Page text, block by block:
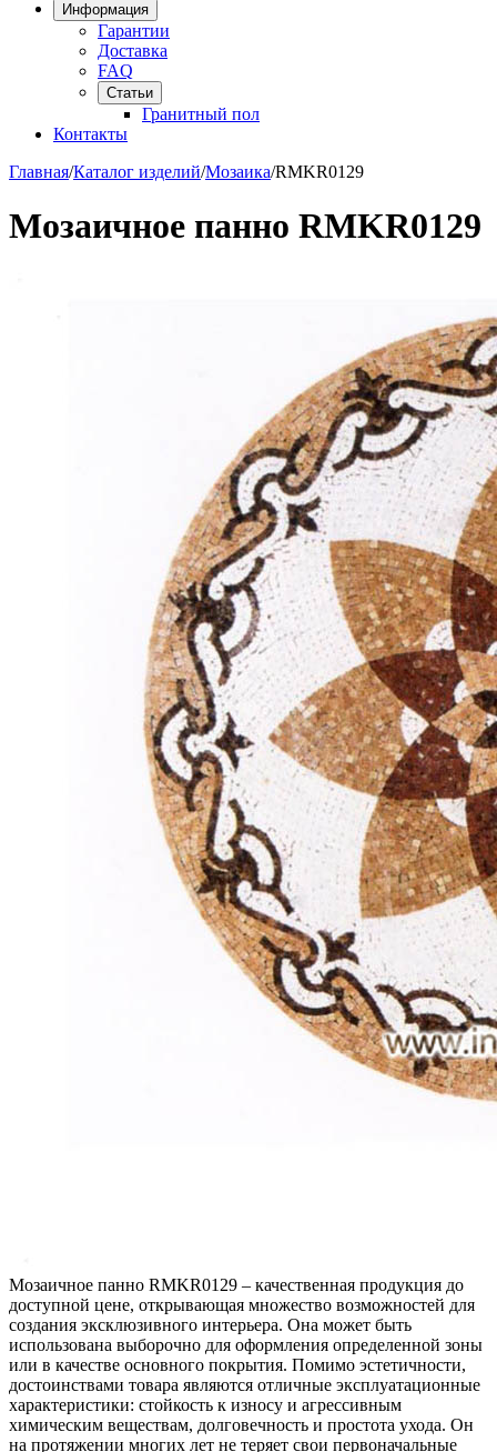
Информация
Гарантии
Доставка
FAQ
Статьи
Гранитный пол
Контакты
Главная/Каталог изделий/Мозаика/RMKR0129
Мозаичное панно RMKR0129
Мозаичное панно RMKR0129 – качественная продукция до
доступной цене, открывающая множество возможностей для
создания эксклюзивного интерьера. Она может быть
использована выборочно для оформления определенной зоны
или в качестве основного покрытия. Помимо эстетичности,
достоинствами товара являются отличные эксплуатационные
характеристики: стойкость к износу и агрессивным
химическим веществам, долговечность и простота ухода. Он
на протяжении многих лет не теряет свои первоначальные